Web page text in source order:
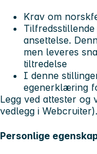
Krav om
ansettelse.
men leveres
tiltredelse
I denne
egenerklæring
Legg ved attester og
vedlegg i Webcruiter).
Personlige